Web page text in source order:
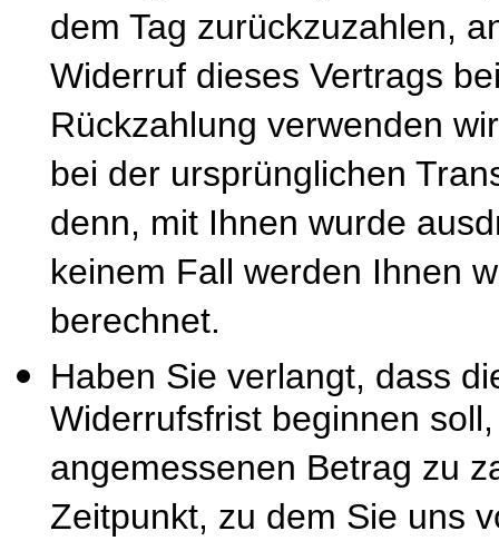
dem Tag zurückzuzahlen,
Widerruf dieses Vertrags
Rückzahlung verwenden
bei der ursprünglichen
denn, mit Ihnen wurde
keinem Fall werden Ihnen
berechnet.
Haben Sie verlangt, dass
Widerrufsfrist beginnen
angemessenen Betrag zu
Zeitpunkt, zu dem Sie uns